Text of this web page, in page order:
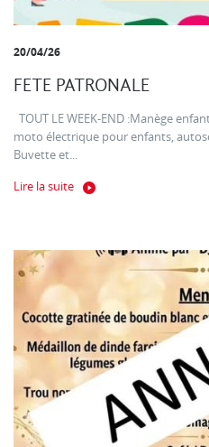
20/04/26
FETE PATRONALE
TOUT LE WEEK-END :Manège
moto électrique pour enfants,
Buvette et...
Lire la suite